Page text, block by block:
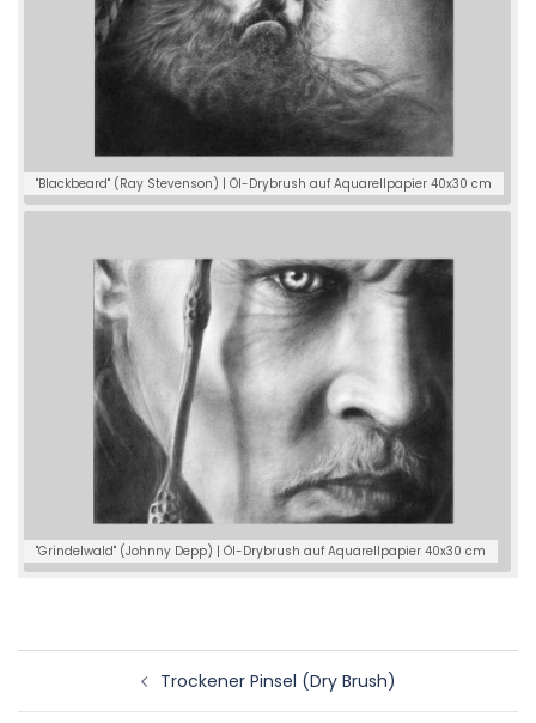
"Blackbeard" (Ray Stevenson) | Öl-Drybrush auf Aquarellpapier 40x30 cm
"Grindelwald" (Johnny Depp) | Öl-Drybrush auf Aquarellpapier 40x30 cm
Beitragsnavigation
Trockener Pinsel (Dry Brush)